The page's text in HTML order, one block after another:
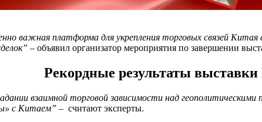
важная платформа для укрепления торговых связей
– объявил организатор мероприятия по завершении
Рекордные результаты
взаимной торговой зависимости над
с Китаем” – считают эксперты.